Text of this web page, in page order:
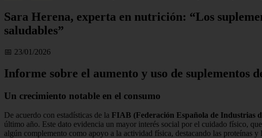
Sara Herena, experta en nutrición: “Los
saludables”
📅 23/01/2026
Informe sobre el aumento y uso de suplementos
Un crecimiento notable en el consumo
De acuerdo con estadísticas de la FIAB (Federación Española de Industrias
último año. Este dato evidencia un mayor interés social por el cuidado físico,
algún complemento como apoyo a la actividad física, destacando las proteínas